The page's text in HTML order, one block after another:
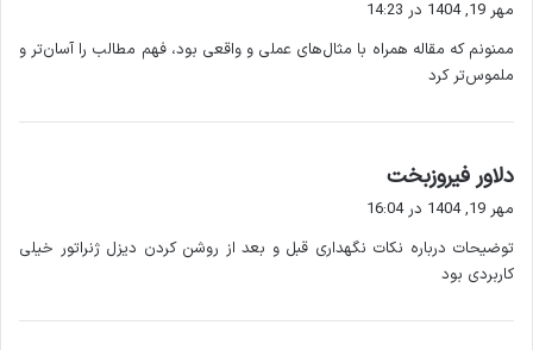
بررسی سوخت و روغن:
مطمئن شوید مخزن سوخت پر و
سطح روغن موتور در حد استاندارد است.
خاموش بودن کلید اصلی:
کلید بار خاموش است.
وجود سیستم تهویه مناسب:
برای جلوگیری از انتشار دود و
حرارت بیش از حد.
رعایت این نکات به جلوگیری از آسیب های موتور و ژنراتور کمک می
مهر 19, 1404 در 14:23
ممنونم که مقاله همراه با مثال‌های عملی و واقعی بود، فهم مطالب را آسان‌تر و
ملموس‌تر کرد
دلاور فیروزبخت
ف
:
مهر 19, 1404 در 16:04
توضیحات درباره نکات نگهداری قبل و بعد از روشن کردن دیزل ژنراتور خیلی
کاربردی بود